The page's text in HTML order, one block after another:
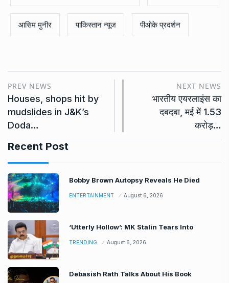
आसिम मुनीर पाकिस्तान न्यूज पीओके प्रदर्शन
PREV NEWS
Houses, shops hit by
mudslides in J&K’s
Doda…
NEXT NEWS
भारतीय एयरलाइंस का
दबदबा, मई में 1.53
करोड़…
Recent Post
Bobby Brown Autopsy Reveals He Died
ENTERTAINMENT August 6, 2026
‘Utterly Hollow’: MK Stalin Tears Into
TRENDING August 6, 2026
Debasish Rath Talks About His Book